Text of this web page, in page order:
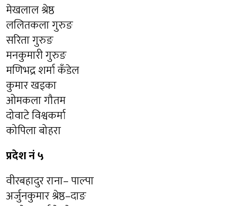
मेखलाल श्रेष्ठ
ललितकला गुरुङ
सरिता गुरुङ
मनकुमारी गुरुङ
मणिभद्र शर्मा कँडेल
कुमार खड्का
ओमकला गौतम
दोवाटे विश्वकर्मा
कोपिला बोहरा
प्रदेश नं ५
वीरबहादुर राना– पाल्पा
अर्जुनकुमार श्रेष्ठ–दाङ